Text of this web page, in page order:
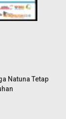
Natuna Tetap